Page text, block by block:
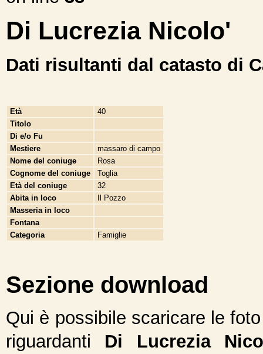
Di Lucrezia Nicolo'
Dati risultanti dal catasto di
Età
40
Titolo
Di e/o Fu
Mestiere
massaro di campo
Nome del coniuge
Rosa
Cognome del coniuge
Toglia
Età del coniuge
32
Abita in loco
Il Pozzo
Masseria in loco
Fontana
Categoria
Famiglie
Sezione download
Qui è possibile scaricare le
riguardanti Di Lucrezia